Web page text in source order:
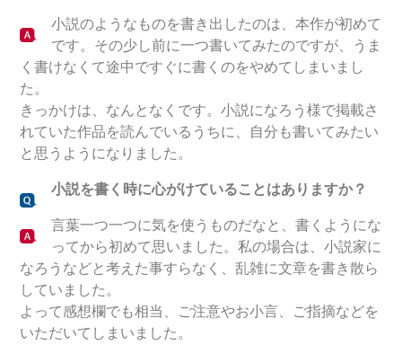
小説のようなものを書き出したのは、本作が初めて
です。その少し前に一つ書いてみたのですが、うま
く書けなくて途中ですぐに書くのをやめてしまいまし
た。
きっかけは、なんとなくです。小説になろう様で掲載さ
れていた作品を読んでいるうちに、自分も書いてみたい
と思うようになりました。
小説を書く時に心がけていることはありますか？
言葉一つ一つに気を使うものだなと、書くようにな
ってから初めて思いました。私の場合は、小説家に
なろうなどと考えた事すらなく、乱雑に文章を書き散ら
していました。
よって感想欄でも相当、ご注意やお小言、ご指摘などを
いただいてしまいました。